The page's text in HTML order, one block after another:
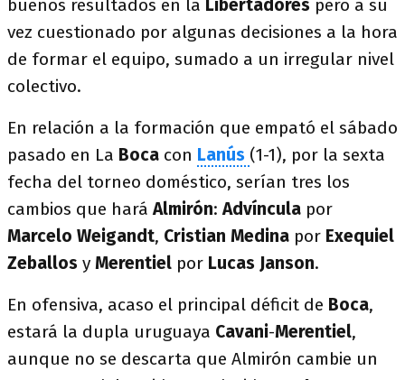
buenos resultados en la Libertadores pero a su
vez cuestionado por algunas decisiones a la hora
de formar el equipo, sumado a un irregular nivel
colectivo.
En relación a la formación que empató el sábado
pasado en La Boca con Lanús (1-1), por la sexta
fecha del torneo doméstico, serían tres los
cambios que haráAlmirón:Advíncula por
Marcelo Weigandt, Cristian Medina por Exequiel
Zeballos y Merentiel por Lucas Janson.
En ofensiva, acaso el principal déficit de Boca,
estará la dupla uruguaya Cavani-Merentiel,
aunque no se descarta que Almirón cambie un